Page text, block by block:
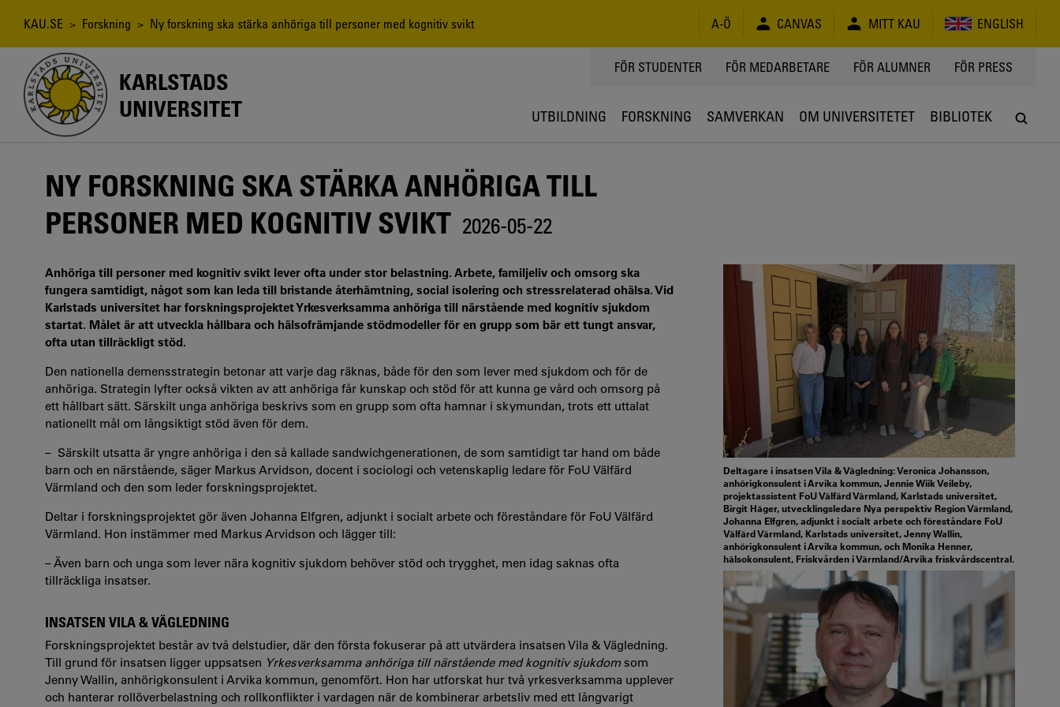
Länkstig
KAU.SE > Forskning > Ny forskning ska stärka anhöriga till personer med kognitiv svikt A-Ö CANVAS MITT KAU ENGLISH
KARLSTADS
UNIVERSITET
TOPPMENY
FÖR STUDENTER FÖR MEDARBETARE FÖR ALUMNER FÖR PRESS
UTBILDNING FORSKNING SAMVERKAN OM UNIVERSITETET BIBLIOTEK
NY FORSKNING SKA STÄRKA ANHÖRIGA TILL
PERSONER MED KOGNITIV SVIKT 2026-05-22
Anhöriga till personer med kognitiv svikt lever ofta under stor belastning. Arbete, familjeliv och omsorg ska
fungera samtidigt, något som kan leda till bristande återhämtning, social isolering och stressrelaterad ohälsa. Vid
Karlstads universitet har forskningsprojektet Yrkesverksamma anhöriga till närstående med kognitiv sjukdom
startat. Målet är att utveckla hållbara och hälsofrämjande stödmodeller för en grupp som bär ett tungt ansvar,
ofta utan tillräckligt stöd.
Den nationella demensstrategin betonar att varje dag räknas, både för den som lever med sjukdom och för de
anhöriga. Strategin lyfter också vikten av att anhöriga får kunskap och stöd för att kunna ge vård och omsorg på
ett hållbart sätt. Särskilt unga anhöriga beskrivs som en grupp som ofta hamnar i skymundan, trots ett uttalat
nationellt mål om långsiktigt stöd även för dem.
– Särskilt utsatta är yngre anhöriga i den så kallade sandwichgenerationen, de som samtidigt tar hand om både
barn och en närstående, säger Markus Arvidson, docent i sociologi och vetenskaplig ledare för FoU Välfärd
Värmland och den som leder forskningsprojektet.
Deltar i forskningsprojektet gör även Johanna Elfgren, adjunkt i socialt arbete och föreståndare för FoU Välfärd
Värmland. Hon instämmer med Markus Arvidson och lägger till:
– Även barn och unga som lever nära kognitiv sjukdom behöver stöd och trygghet, men idag saknas ofta
tillräckliga insatser.
INSATSEN VILA & VÄGLEDNING
Forskningsprojektet består av två delstudier, där den första fokuserar på att utvärdera insatsen Vila & Vägledning.
Till grund för insatsen ligger uppsatsen Yrkesverksamma anhöriga till närstående med kognitiv sjukdom som
Jenny Wallin, anhörigkonsulent i Arvika kommun, genomfört. Hon har utforskat hur två yrkesverksamma upplever
och hanterar rollöverbelastning och rollkonflikter i vardagen när de kombinerar arbetsliv med ett långvarigt
Deltagare i insatsen Vila & Vägledning: Veronica Johansson,
anhörigkonsulent i Arvika kommun, Jennie Wiik Veileby,
projektassistent FoU Välfärd Värmland, Karlstads universitet,
Birgit Häger, utvecklingsledare Nya perspektiv Region Värmland,
Johanna Elfgren, adjunkt i socialt arbete och föreståndare FoU
Välfärd Värmland, Karlstads universitet, Jenny Wallin,
anhörigkonsulent i Arvika kommun, och Monika Henner,
hälsokonsulent, Friskvården i Värmland/Arvika friskvårdscentral.